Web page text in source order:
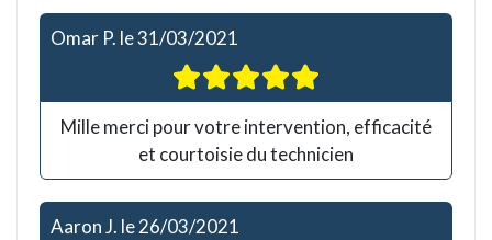
Omar P. le31/03/2021
Mille merci pour votre intervention, efficacité
et courtoisie du technicien
Aaron J. le26/03/2021